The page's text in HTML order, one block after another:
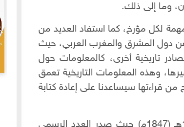
وما إلى ذلك.
لكل مؤرخ، كما استفاد العديد من
عن دول المشرق والمغرب العربي، حيث
تاريخية أخرى، كالمعلومات حول
وهذه المعلومات التاريخية تعمق
من قراءتها سيساعدنا على إعادة كتابة
ابتدأت السالنامة العثمانية بالصدور في عام 1263هـ (1847م) حيث صدر العدد الرسمي
فتلة دراويش المولوية في حلب عام 2006م